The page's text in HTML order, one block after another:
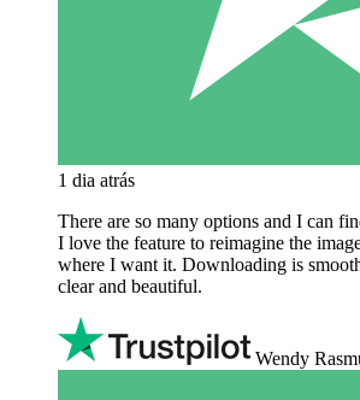
1 dia atrás
There are so many options and I can
I love the feature to reimagine the
where I want it. Downloading is
clear and beautiful.
Wendy